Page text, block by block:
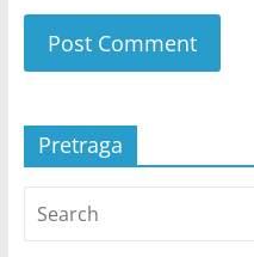
Pretraga